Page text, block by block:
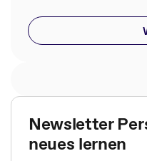
Newsletter
neues lernen